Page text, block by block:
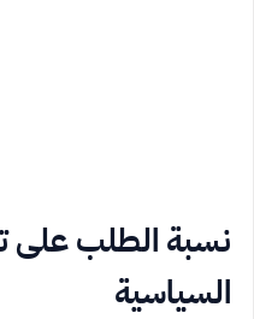
نسبة الطلب
السياسية